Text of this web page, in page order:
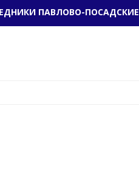
ПАВЛОВО-ПОСАДСКИЕ